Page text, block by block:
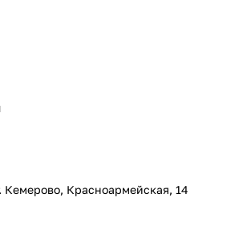
Кемерово, Красноармейская, 14